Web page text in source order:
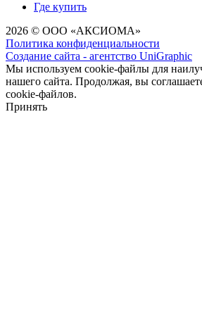
Где купить
2026 © ООО «АКСИОМА»
Политика конфиденциальности
Создание сайта - агентство UniGraphic
Мы используем cookie-файлы для
нашего сайта. Продолжая, вы
cookie-файлов.
Принять